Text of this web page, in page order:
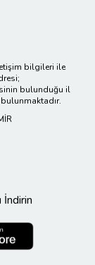
bilgileri ile
bulunduğu il
İndirin